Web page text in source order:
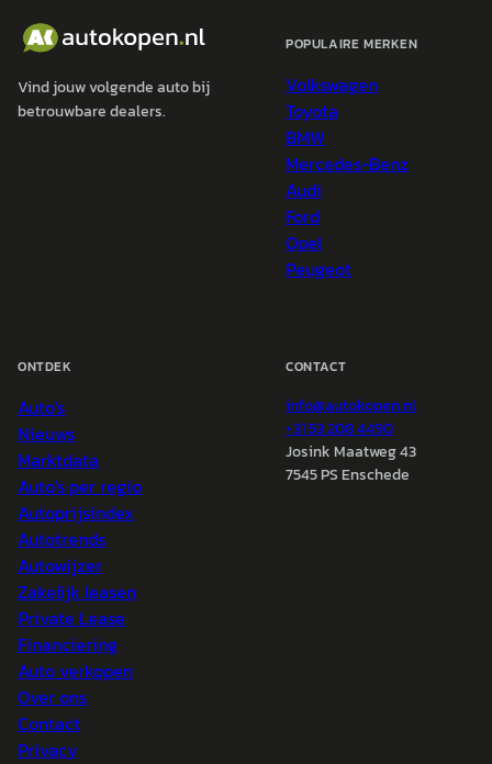
Vind jouw volgende auto bij
betrouwbare dealers.
POPULAIRE MERKEN
Volkswagen
Toyota
BMW
Mercedes-Benz
Audi
Ford
Opel
Peugeot
ONTDEK
Auto's
Nieuws
Marktdata
Auto's per regio
Autoprijsindex
Autotrends
Autowijzer
Zakelijk leasen
Private Lease
Financiering
Auto verkopen
Over ons
Contact
Privacy
CONTACT
info@autokopen.nl
+31 53 208 4490
Josink Maatweg 43
7545 PS Enschede